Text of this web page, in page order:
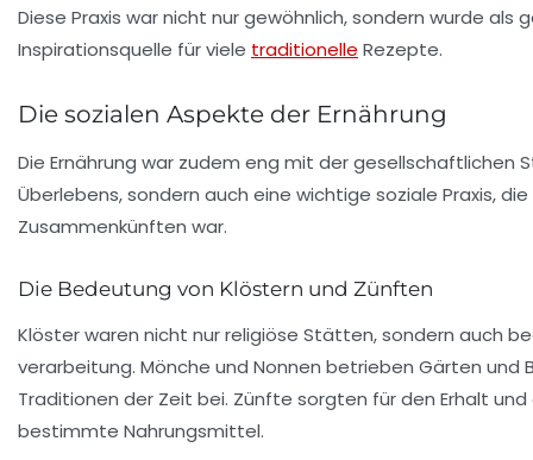
Diese Praxis war nicht nur gewöhnlich, sondern wurde
Inspirationsquelle für viele traditionelle Rezepte.
Die sozialen Aspekte der Ernährung
Die Ernährung war zudem eng mit der gesellschaftlichen
Überlebens, sondern auch eine wichtige soziale Praxis,
Zusammenkünften war.
Die Bedeutung von Klöstern und Zünften
Klöster waren nicht nur religiöse Stätten, sondern auch
verarbeitung. Mönche und Nonnen betrieben Gärten und
Traditionen der Zeit bei. Zünfte sorgten für den Erhalt
bestimmte Nahrungsmittel.